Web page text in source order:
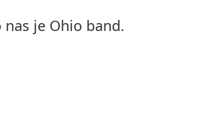
nas je Ohio band.